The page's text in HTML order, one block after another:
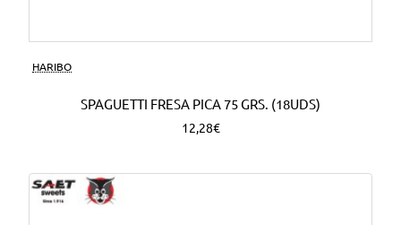
HARIBO
SPAGUETTI FRESA PICA 75 GRS. (18UDS)
12,28€